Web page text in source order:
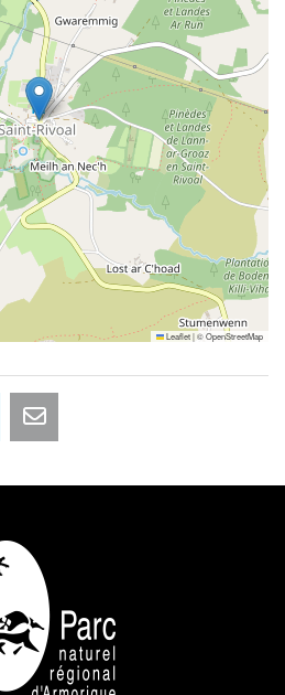
Leaflet|©OpenStreetMap